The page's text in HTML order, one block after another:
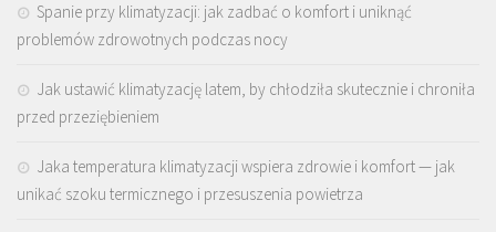
Spanie przy klimatyzacji: jak zadbać o komfort i uniknąć
problemów zdrowotnych podczas nocy
Jak ustawić klimatyzację latem, by chłodziła skutecznie i chroniła
przed przeziębieniem
Jaka temperatura klimatyzacji wspiera zdrowie i komfort — jak
unikać szoku termicznego i przesuszenia powietrza